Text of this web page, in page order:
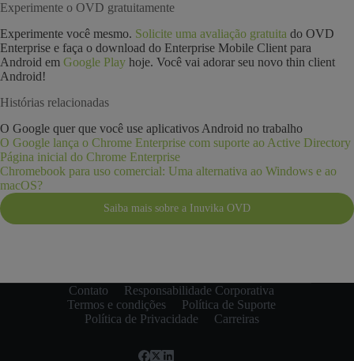
Experimente o OVD gratuitamente
Experimente você mesmo. Solicite uma avaliação gratuita do OVD
Enterprise e faça o download do Enterprise Mobile Client para
Android em Google Play hoje. Você vai adorar seu novo thin client
Android!
Histórias relacionadas
O Google quer que você use aplicativos Android no trabalho
O Google lança o Chrome Enterprise com suporte ao Active Directory
Página inicial do Chrome Enterprise
Chromebook para uso comercial: Uma alternativa ao Windows e ao
macOS?
Saiba mais sobre a Inuvika OVD
Contato
Responsabilidade Corporativa
Termos e condições
Política de Suporte
Política de Privacidade
Carreiras